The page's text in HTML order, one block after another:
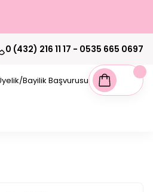
0 (432) 216 11 17 - 0535 665 0697
Bayilik Başvurusu